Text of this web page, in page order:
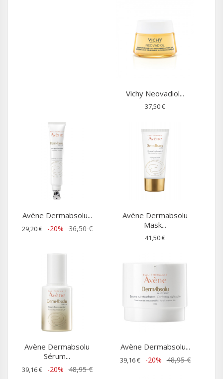
Vichy Neovadiol...
37,50 €
Avène Dermabsolu...
29,20 € -20% 36,50 €
Avène Dermabsolu
Mask...
41,50 €
Avène Dermabsolu
Sérum...
39,16 € -20% 48,95 €
Avène Dermabsolu...
39,16 € -20% 48,95 €